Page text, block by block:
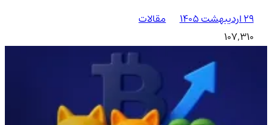
۲۹ اردیبهشت ۱۴۰۵
مقالات
107,310